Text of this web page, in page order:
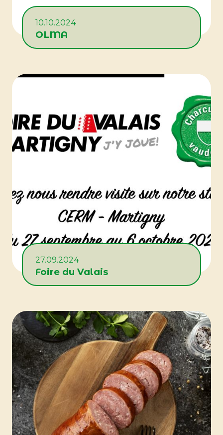
10.10.2024
OLMA
27.09.2024
Foire du Valais